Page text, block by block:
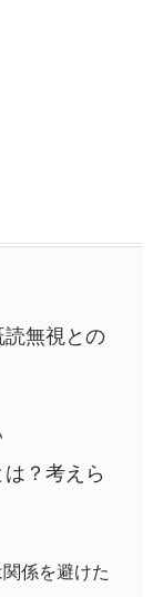
無視との
？考えら
係を避けた